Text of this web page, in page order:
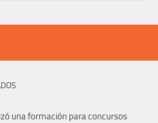
una formación para concursos